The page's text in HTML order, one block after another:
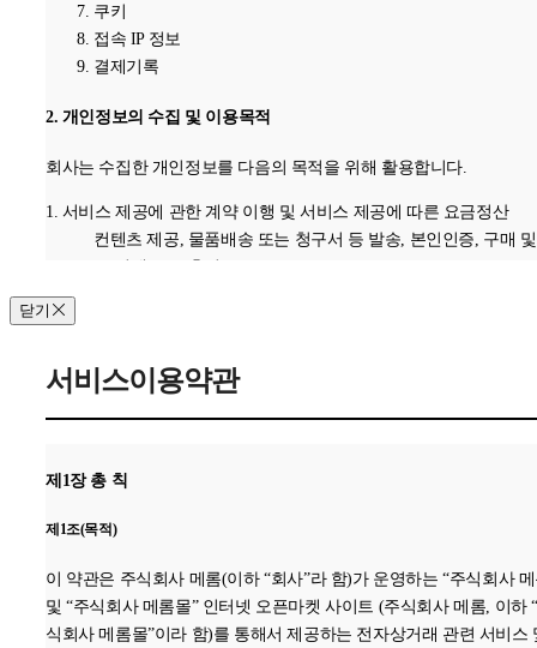
쿠키
접속 IP 정보
결제기록
2. 개인정보의 수집 및 이용목적
회사는 수집한 개인정보를 다음의 목적을 위해 활용합니다.
1. 서비스 제공에 관한 계약 이행 및 서비스 제공에 따른 요금정산
컨텐츠 제공, 물품배송 또는 청구서 등 발송, 본인인증, 구매
금 결제, 요금추심
2. 회원 관리
3. 마케팅 및 광고에 활용
체 없이 파기합니다.
같이 관계법령에서 정한 일정한 기간 동안 회원정보를 보관합니다.
보존 항목 : 로그인ID , 결제기록
닫기
서비스이용약관
제1장 총 칙
제1조(목적)
이 약관은 주식회사 메롬(이하 “회사”라 함)가 운영하는 “주식회사 메
및 “주식회사 메롬몰” 인터넷 오픈마켓 사이트 (주식회사 메롬, 이하
식회사 메롬몰”이라 함)를 통해서 제공하는 전자상거래 관련 서비스